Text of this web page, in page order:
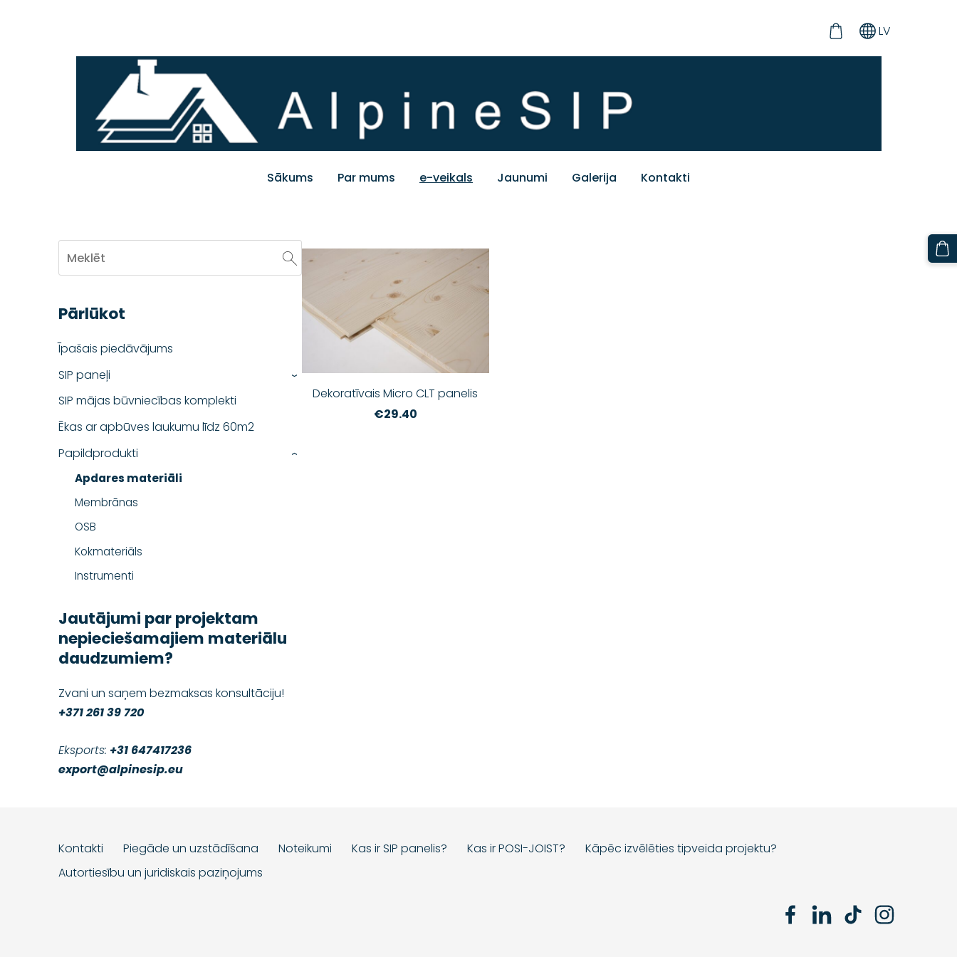
Sākums Par mums e-veikals Jaunumi Galerija Kontakti
LV
Pārlūkot
Īpašais piedāvājums
SIP paneļi
›
SIP mājas būvniecības komplekti
Ēkas ar apbūves laukumu līdz 60m2
Papildprodukti
Apdares materiāli
Membrānas
OSB
Kokmateriāls
Instrumenti
›
Jautājumi par projektam
nepieciešamajiem materiālu
daudzumiem?
Zvani un saņem bezmaksas konsultāciju!
+371 261 39 720
Eksports: +31 647417236
export@alpinesip.eu
Dekoratīvais Micro CLT panelis
€29.40
Kontakti Piegāde un uzstādīšana Noteikumi Kas ir SIP panelis? Kas ir POSI-JOIST?
Kāpēc izvēlēties tipveida projektu?
Autortiesību un juridiskais paziņojums